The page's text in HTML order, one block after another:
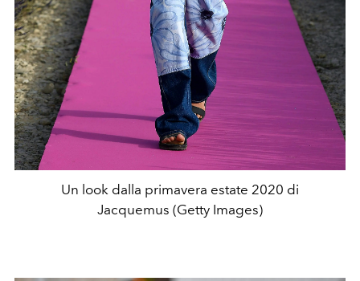
Un look dalla primavera estate 2020 di
Jacquemus (Getty Images)